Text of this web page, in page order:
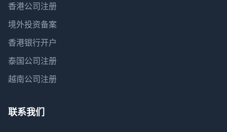
香港公司注册
境外投资备案
香港银行开户
泰国公司注册
越南公司注册
联系我们